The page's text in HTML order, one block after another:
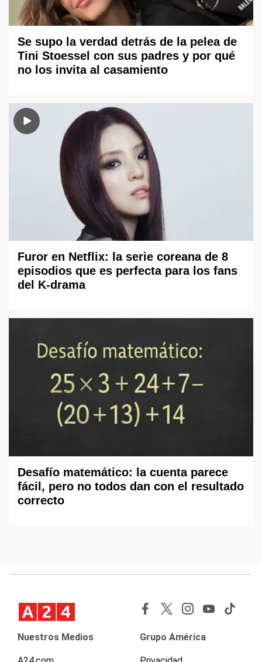
Se supo la verdad detrás de la pelea de
Tini Stoessel con sus padres y por qué
no los invita al casamiento
Furor en Netflix: la serie coreana de 8
episodios que es perfecta para los fans
del K-drama
Desafío matemático: la cuenta parece
fácil, pero no todos dan con el resultado
correcto
Nuestros Medios Grupo América